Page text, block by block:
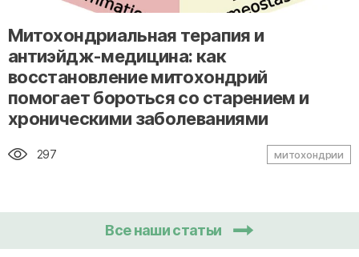
" alt="loading" class="img-responsive"/>
Митохондриальная терапия и
антиэйдж-медицина: как
восстановление митохондрий
помогает бороться со старением и
хроническими заболеваниями
297 митохондрии
Все наши статьи